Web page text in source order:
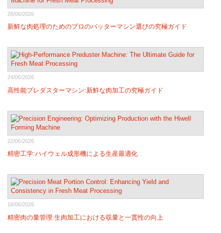
26/06/2026
新鮮な肉処理のためのプロのバッターマシン選びの究極ガイド
24/06/2026
高性能プレダスターマシン:新鮮な肉加工の究極ガイド
22/06/2026
精密工学:ハイウェル成形機による生産最適化
16/06/2026
精密肉の量管理:生肉加工における収量と一貫性の向上